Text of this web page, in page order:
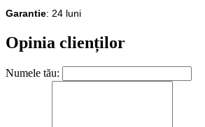
Garantie: 24 luni
Opinia clienților
Numele tău: